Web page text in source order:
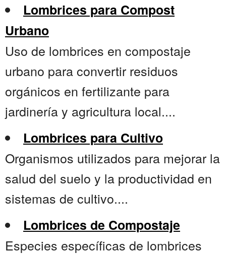
Lombrices para Compost
Urbano
Uso de lombrices en compostaje
urbano para convertir residuos
orgánicos en fertilizante para
jardinería y agricultura local....
Lombrices para Cultivo
Organismos utilizados para mejorar la
salud del suelo y la productividad en
sistemas de cultivo....
Lombrices de Compostaje
Especies específicas de lombrices